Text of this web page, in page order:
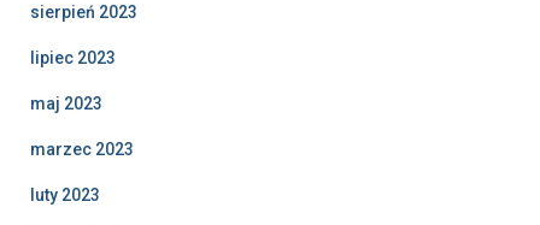
sierpień 2023
lipiec 2023
maj 2023
marzec 2023
luty 2023